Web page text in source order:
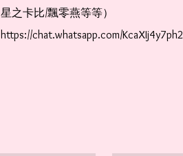
星之卡比/飄零燕等等）
https://chat.whatsapp.com/